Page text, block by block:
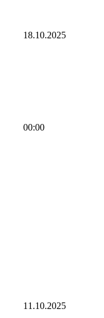
18.10.2025
00:00
11.10.2025